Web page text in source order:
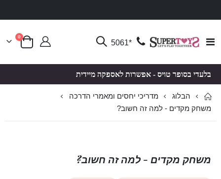
Toggle
*5061 סל קניות
0פריטים
בלעדי בסופר טויס - אפשרות לאספקה מיידית
הבלוג
מדריכי יחסים ומאמרי הדרכה
משחק מקדים - למה זה חשוב?
משחק מקדים - למה זה חשוב?